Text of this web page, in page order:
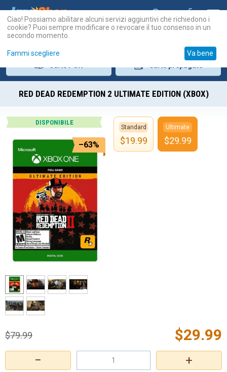
RED DEAD REDEMPTION 2 ULTIMATE EDITION (XBOX)
DISPONIBILE
–63%
+
−
$29.99
$79.99
Standard
$19.99
Ultimate
$29.99
Ciao! Possiamo abilitare alcuni servizi aggiuntivi che richiedono i
cookie? Puoi sempre modificare o revocare il tuo consenso in un
secondo momento.
Fammi scegliere Va bene